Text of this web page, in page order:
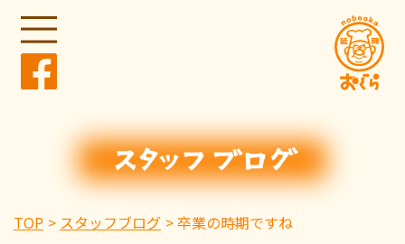
TOP スタッフブログ 卒業の時期ですね